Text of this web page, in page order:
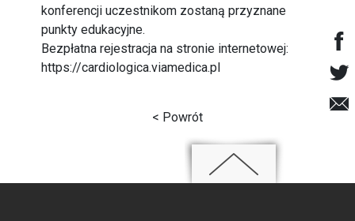
konferencji uczestnikom zostaną przyznane
punkty edukacyjne.
Bezpłatna rejestracja na stronie internetowej:
https://cardiologica.viamedica.pl
< Powrót